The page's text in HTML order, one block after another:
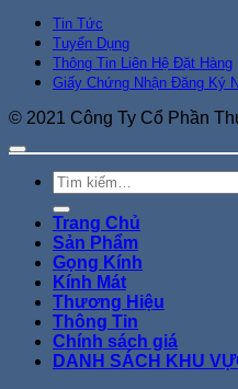
Tin Tức
Tuyển Dụng
Thông Tin Liên Hệ Đặt Hàng
Giấy Chứng Nhận Đăng Ký
© 2021 Công Ty Cổ Phần
Tìm
kiếm:
Trang Chủ
Sản Phẩm
Gọng Kính
Kính Mát
Thương Hiệu
Thông Tin
Chính sách giá
DANH SÁCH KHU